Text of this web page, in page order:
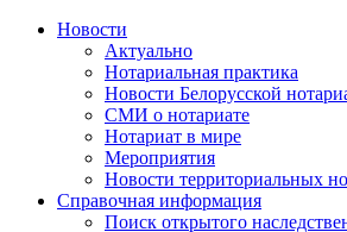
Новости
Актуально
Нотариальная практика
Новости Белорусской
СМИ о нотариате
Нотариат в мире
Мероприятия
Новости территориальных
Справочная информация
Поиск открытого